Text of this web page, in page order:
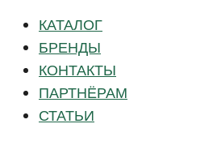
КАТАЛОГ
БРЕНДЫ
КОНТАКТЫ
ПАРТНЁРАМ
СТАТЬИ